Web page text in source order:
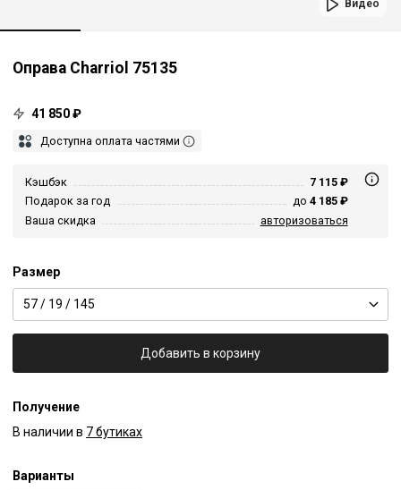
Видео
Оправа Charriol 75135
41 850 ₽
Доступна оплата частями
Кэшбэк
7 115 ₽
Подарок за год
до 4 185 ₽
Ваша скидка
авторизоваться
Размер
57 / 19 / 145
Добавить в корзину
Получение
В наличии в 7 бутиках
Варианты